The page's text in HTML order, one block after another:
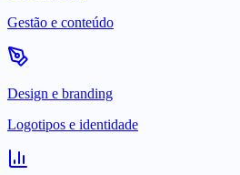
Gestão e conteúdo
Design e branding
Logotipos e identidade